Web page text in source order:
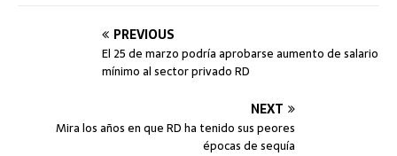
PREVIOUS
El 25 de marzo podría aprobarse aumento de salario
mínimo al sector privado RD
NEXT
Mira los años en que RD ha tenido sus peores
épocas de sequía